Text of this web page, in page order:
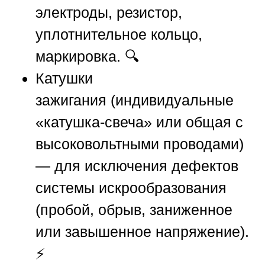
электроды, резистор,
уплотнительное кольцо,
маркировка. 🔍
Катушки
зажигания (индивидуальные
«катушка-свеча» или общая с
высоковольтными проводами)
— для исключения дефектов
системы искрообразования
(пробой, обрыв, заниженное
или завышенное напряжение).
⚡